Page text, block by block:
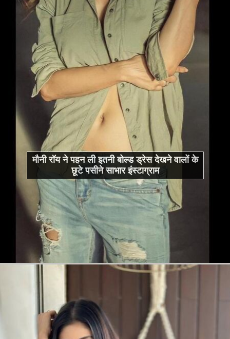
मौनी रॉय ने पहन ली इतनी बोल्ड ड्रेस देखने वालों के
छूटे पसीने साभार इंस्टाग्राम